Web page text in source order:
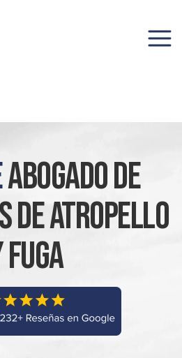
Abogado De
De Atropello
Fuga